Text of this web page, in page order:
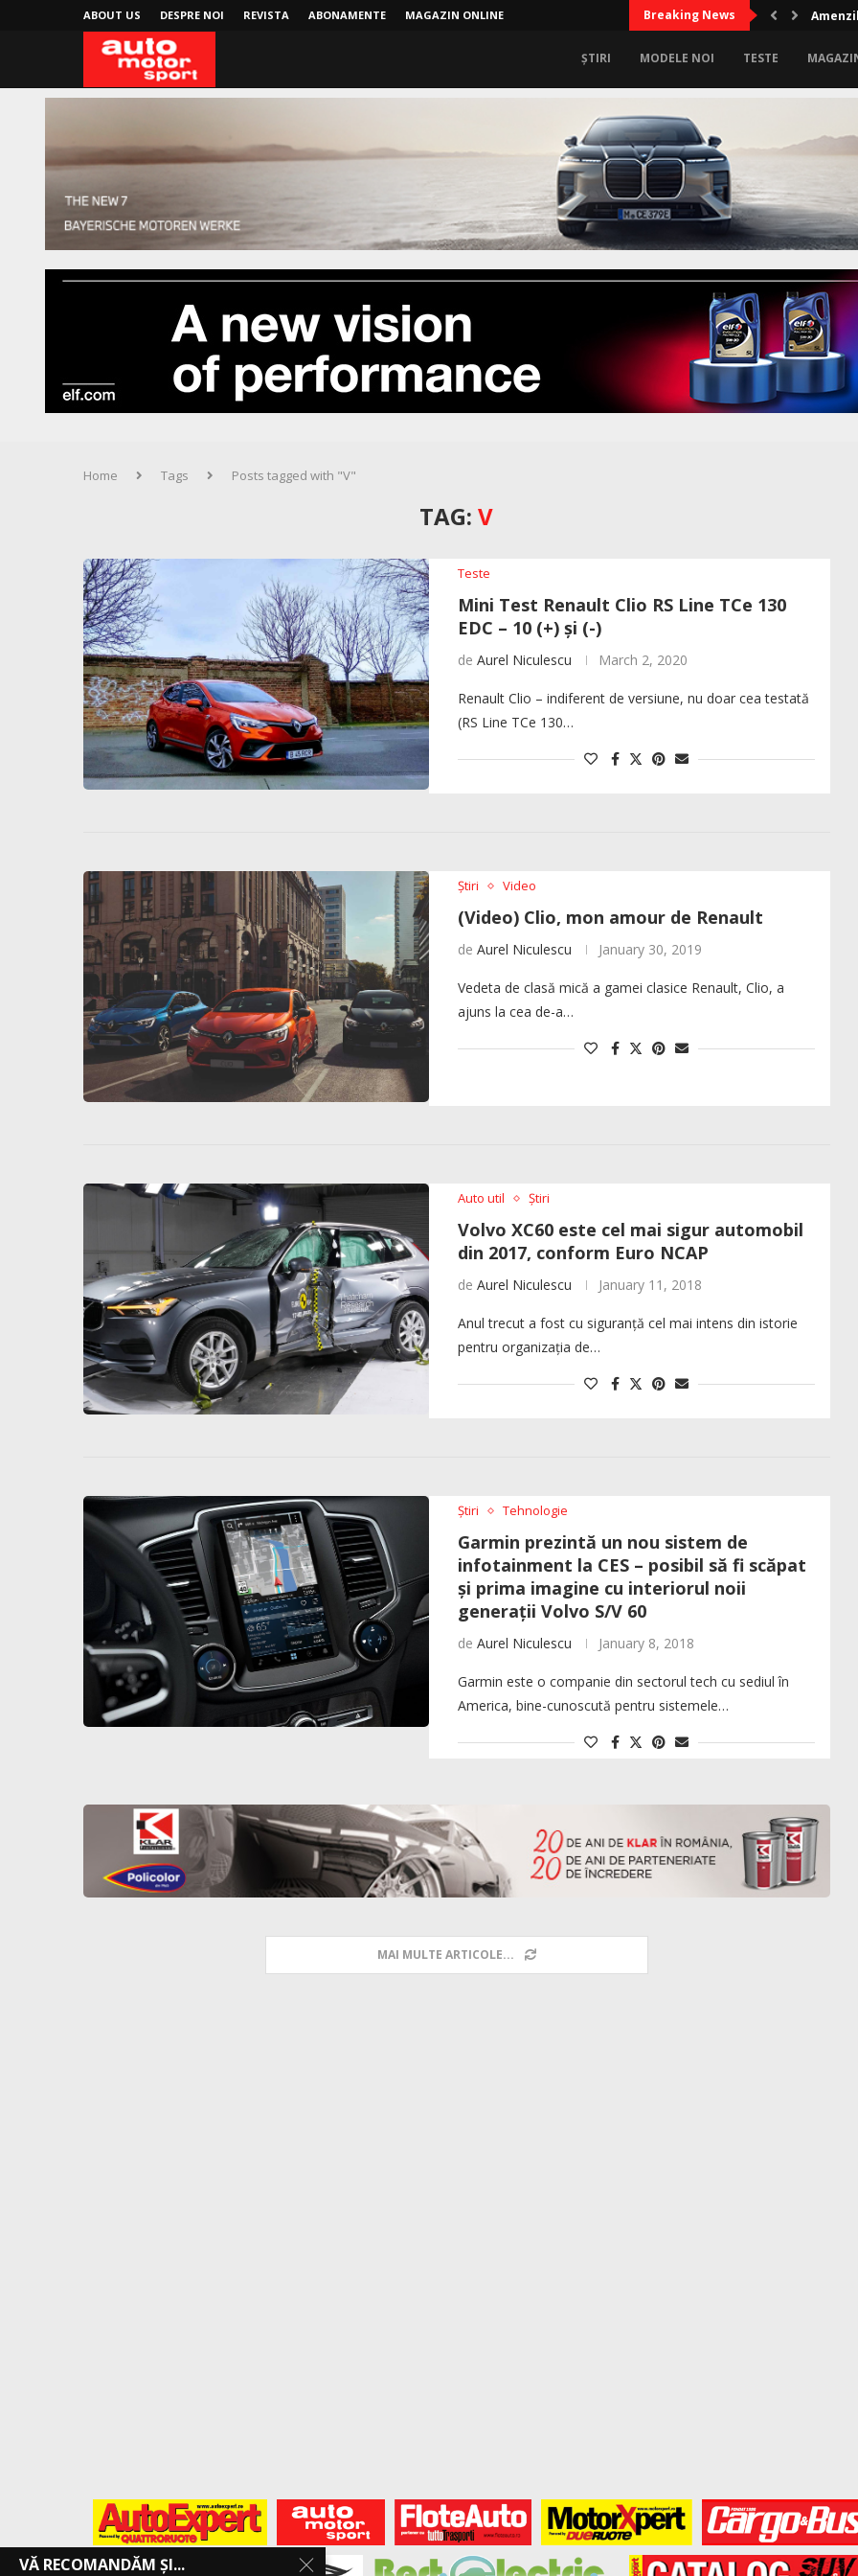
ABOUT US DESPRE NOI REVISTA ABONAMENTE MAGAZIN ONLINE Breaking News
ȘTIRI MODELE NOI TESTE
Home Tags Posts tagged with "V"
TAG:V
Teste
Mini Test Renault Clio RS Line TCe 130
EDC – 10 (+) și (-)
de Aurel Niculescu March 2, 2020
Renault Clio – indiferent de versiune, nu doar cea testată
(RS Line TCe 130…
Știri Video
(Video) Clio, mon amour de Renault
de Aurel Niculescu January 30, 2019
Vedeta de clasă mică a gamei clasice Renault, Clio, a
ajuns la cea de-a…
Auto util Știri
Volvo XC60 este cel mai sigur automobil
din 2017, conform Euro NCAP
de Aurel Niculescu January 11, 2018
Anul trecut a fost cu siguranță cel mai intens din istorie
pentru organizația de…
Știri Tehnologie
Garmin prezintă un nou sistem de
infotainment la CES – posibil să fi scăpat
și prima imagine cu interiorul noii
generații Volvo S/V 60
de Aurel Niculescu January 8, 2018
Garmin este o companie din sectorul tech cu sediul în
America, bine-cunoscută pentru sistemele…
MAI MULTE ARTICOLE...
VĂ RECOMANDĂM ȘI...